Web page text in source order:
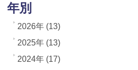
年別
2026年 (13)
2025年 (13)
2024年 (17)